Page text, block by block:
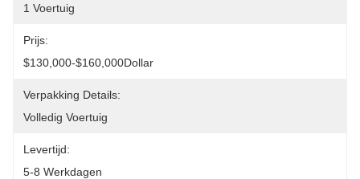
1 Voertuig
Prijs:
$130,000-$160,000Dollar
Verpakking Details:
Volledig Voertuig
Levertijd:
5-8 Werkdagen